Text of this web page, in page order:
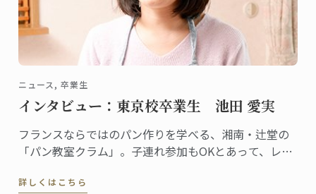
ニュース, 卒業生
インタビュー：東京校卒業生 池田 愛実
フランスならではのパン作りを学べる、湘南・辻堂の
「パン教室クラム」。子連れ参加もOKとあって、レッ
てをしながら、自宅でこの教室を主宰しているのが池
詳しくはこちら